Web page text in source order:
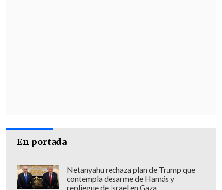
En portada
Netanyahu rechaza plan de Trump que
contempla desarme de Hamás y
repliegue de Israel en Gaza